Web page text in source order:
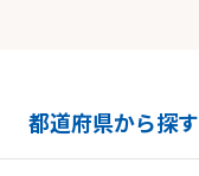
都道府県から探す